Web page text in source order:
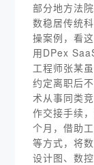
部分地方法
数稳居传统
操案例，看
用DPex
工程师张某
约定离职后
术从事同类
作交接手续
个月，借助
等方式，将
设计图、数